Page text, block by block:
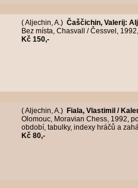
( Aljechin, A.) Čaščichin, Valerij:
Bez místa, Chasvall / Čessvel,
Kč 150,-
( Aljechin, A.) Fiala, Vlastimil /
Olomouc, Moravian Chess, 1992,
období, tabulky, indexy hráčů a
Kč 80,-